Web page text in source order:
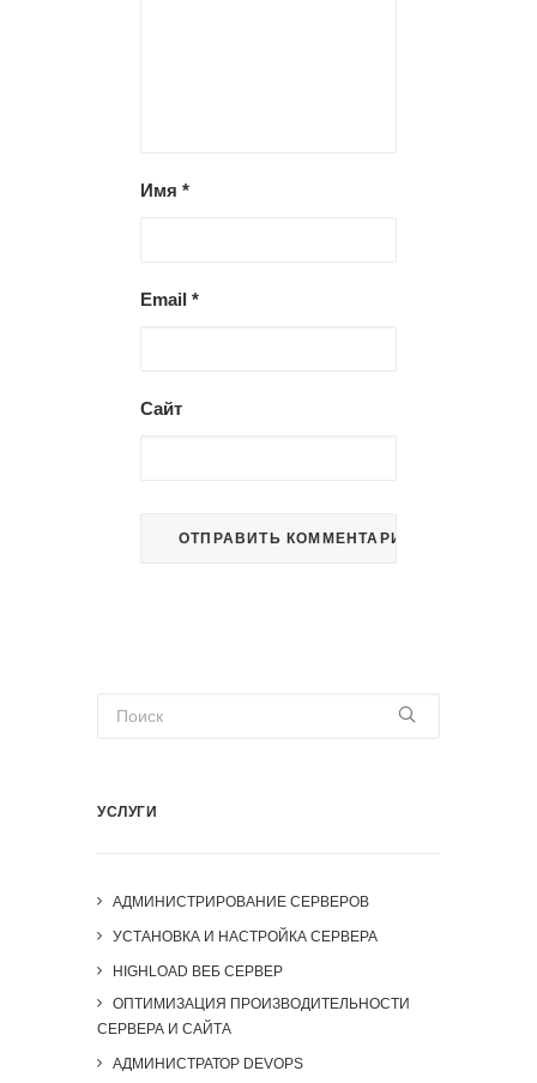
Имя *
Email *
Сайт
УСЛУГИ
АДМИНИСТРИРОВАНИЕ СЕРВЕРОВ
УСТАНОВКА И НАСТРОЙКА СЕРВЕРА
HIGHLOAD ВЕБ СЕРВЕР
ОПТИМИЗАЦИЯ ПРОИЗВОДИТЕЛЬНОСТИ
СЕРВЕРА И САЙТА
АДМИНИСТРАТОР DEVOPS